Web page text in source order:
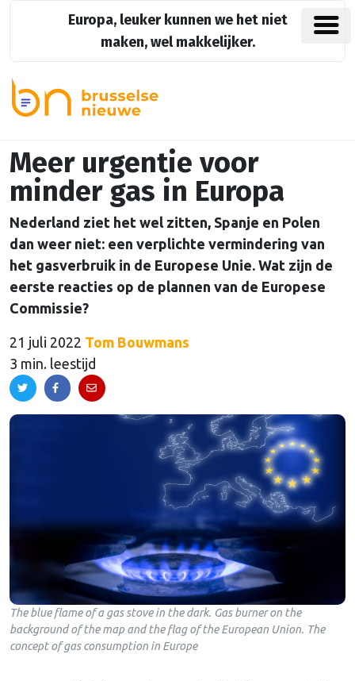
Europa, leuker kunnen we het niet
maken, wel makkelijker.
Meer urgentie voor
minder gas in Europa
Nederland ziet het wel zitten, Spanje en Polen
dan weer niet: een verplichte vermindering van
het gasverbruik in de Europese Unie. Wat zijn de
eerste reacties op de plannen van de Europese
Commissie?
21 juli 2022 Tom Bouwmans
3 min. leestijd
The blue flame of a gas stove in the dark. Gas burner on the
background of the map and the flag of the European Union. The
concept of gas consumption in Europe